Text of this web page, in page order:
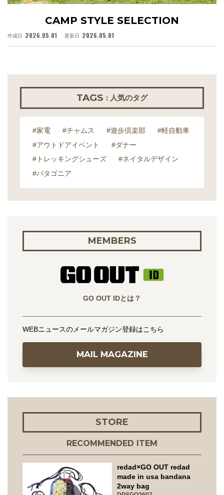
CAMP STYLE SELECTION
作成日 2026.05.01 更新日 2026.05.01
TAGS : 人気のタグ
#家電 #チャムス #遊歩倶楽部
#軽自動車
#アウトドアイベント
#ダナー
#トレッキングシューズ
#ネイタルデザイン
#パタゴニア
MEMBERS
GO OUT IDとは？
WEBニュースのメールマガジン登録はこちら
MAIL MAGAZINE
STORE
RECOMMENDED ITEM
redad×GO OUT redad
made in usa bandana
2way bag